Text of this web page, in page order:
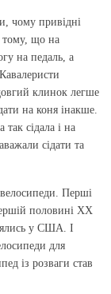
чому привідні
тому, що на
на педаль, а
клинок легше
на коня інакше.
сідала і на
сідати та
Перші
половині ХХ
у США. І
для
із розваги став